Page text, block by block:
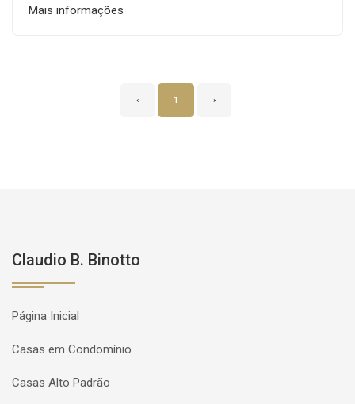
Mais informações
‹ 1 ›
Claudio B. Binotto
Página Inicial
Casas em Condomínio
Casas Alto Padrão